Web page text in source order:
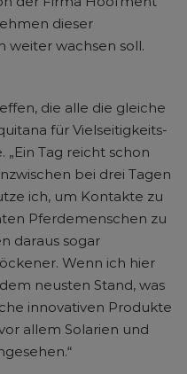
dieser
weiter wachsen soll.
die alle die gleiche
für Vielseitigkeits-
Tag reicht schon
bei drei Tagen
ich, um Kontakte zu
Pferdemenschen zu
daraus sogar
Wenn ich hier
neusten Stand, was
innovativen Produkte
allem Solarien und